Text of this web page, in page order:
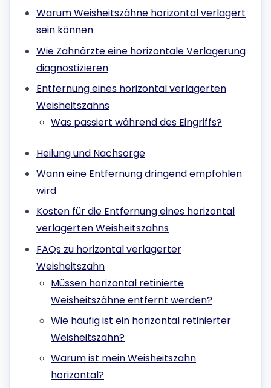
Warum Weisheitszähne horizontal verlagert
sein können
Wie Zahnärzte eine horizontale Verlagerung
diagnostizieren
Entfernung eines horizontal verlagerten
Weisheitszahns
Was passiert während des Eingriffs?
Heilung und Nachsorge
Wann eine Entfernung dringend empfohlen
wird
Kosten für die Entfernung eines horizontal
verlagerten Weisheitszahns
FAQs zu horizontal verlagerter
Weisheitszahn
Müssen horizontal retinierte
Weisheitszähne entfernt werden?
Wie häufig ist ein horizontal retinierter
Weisheitszahn?
Warum ist mein Weisheitszahn
horizontal?